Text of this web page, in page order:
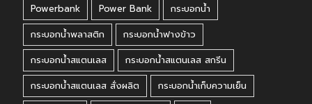
Powerbank Power Bank
กระบอกน้ำ
กระบอกน้ำพลาสติก
กระบอกน้ำฟางข้าว
กระบอกน้ำสแตนเลส
กระบอกน้ำสแตนเลส สกรีน
กระบอกน้ำสแตนเลส สั่งผลิต
กระบอกน้ำเก็บความเย็น